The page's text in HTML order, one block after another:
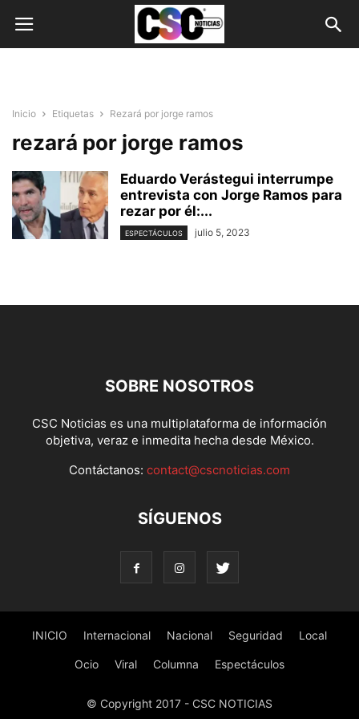
Inicio Etiquetas Rezará por jorge ramos
rezará por jorge ramos
Eduardo Verástegui interrumpe
entrevista con Jorge Ramos para
rezar por él:...
ESPECTÁCULOS julio 5, 2023
SOBRE NOSOTROS
CSC Noticias es una multiplataforma de información
objetiva, veraz e inmedita hecha desde México.
Contáctanos: contact@cscnoticias.com
SÍGUENOS
INICIO Internacional Nacional Seguridad Local
Ocio Viral Columna Espectáculos
© Copyright 2017 - CSC NOTICIAS